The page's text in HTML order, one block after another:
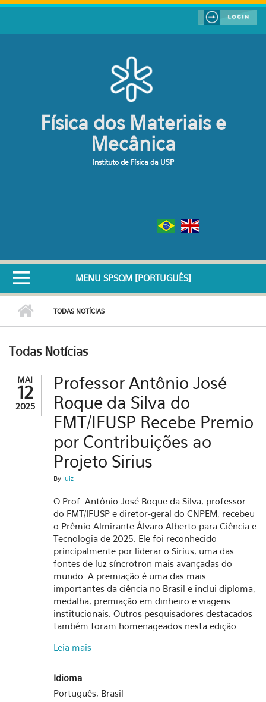
Pular para o conteúdo principal
Física dos Materiais e
Mecânica
Instituto de Física da USP
MENU SPSQM [PORTUGUÊS]
TODAS NOTÍCIAS
Todas Notícias
MAI
12
2025
Professor Antônio José
Roque da Silva do
FMT/IFUSP Recebe Premio
por Contribuições ao
Projeto Sirius
By luiz
O Prof. Antônio José Roque da Silva, professor
do FMT/IFUSP e diretor-geral do CNPEM, recebeu
o Prêmio Almirante Álvaro Alberto para Ciência e
Tecnologia de 2025. Ele foi reconhecido
principalmente por liderar o Sirius, uma das
fontes de luz síncrotron mais avançadas do
mundo. A premiação é uma das mais
importantes da ciência no Brasil e inclui diploma,
medalha, premiação em dinheiro e viagens
institucionais. Outros pesquisadores destacados
também foram homenageados nesta edição.
Leia mais
Idioma
Português, Brasil